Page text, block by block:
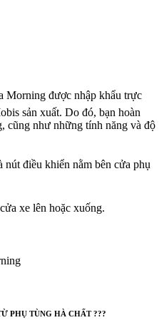
Morning được nhập khẩu trực
sản xuất. Do đó, bạn hoàn
cũng như những tính năng và độ
điều khiển nằm bên cửa phụ
xe lên hoặc xuống.
PHỤ TÙNG HÀ CHẤT ???